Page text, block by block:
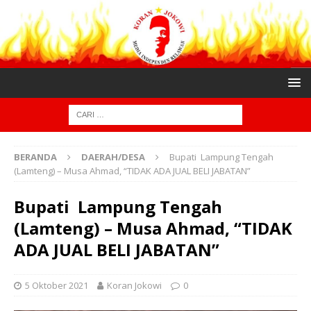
BERANDA DAERAH/DESA
Bupati Lampung Tengah
(Lamteng) – Musa Ahmad, “TIDAK ADA JUAL BELI JABATAN”
Bupati Lampung Tengah
(Lamteng) – Musa Ahmad, “TIDAK
ADA JUAL BELI JABATAN”
5 Oktober 2021 Koran Jokowi 0